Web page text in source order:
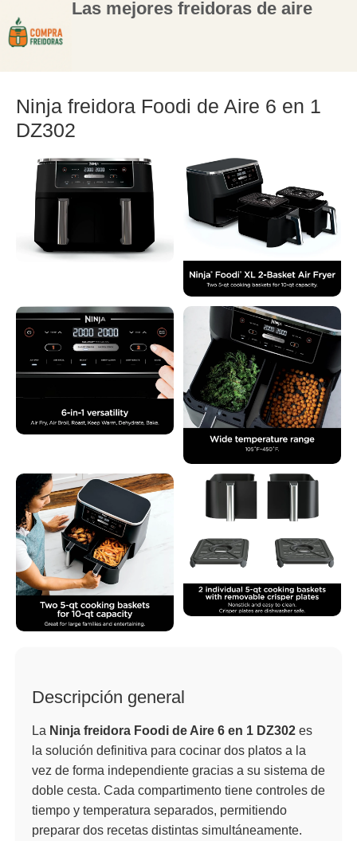
Las mejores freidoras de aire
Ninja freidora Foodi de Aire 6 en 1
DZ302
Descripción general
La Ninja freidora Foodi de Aire 6 en 1 DZ302 es
la solución definitiva para cocinar dos platos a la
vez de forma independiente gracias a su sistema de
doble cesta. Cada compartimento tiene controles de
tiempo y temperatura separados, permitiendo
preparar dos recetas distintas simultáneamente.